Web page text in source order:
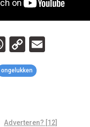
WhatsApp
Copy
Link
ongelukken
Adverteren? [12]